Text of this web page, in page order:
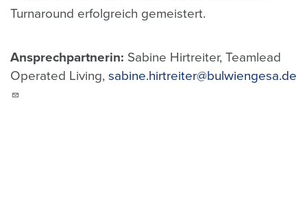
Turnaround erfolgreich gemeistert.
Ansprechpartnerin: Sabine Hirtreiter, Teamlead
Operated Living, sabine.hirtreiter@bulwiengesa.de